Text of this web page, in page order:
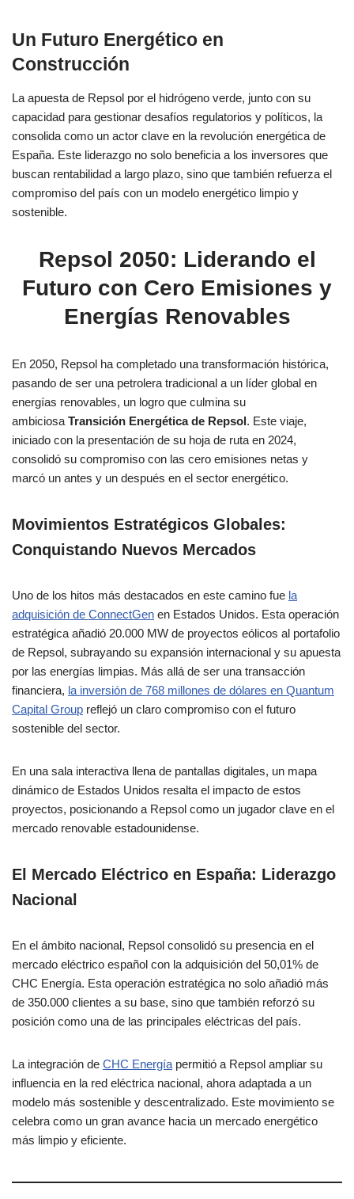
Un Futuro Energético en
Construcción
La apuesta de Repsol por el hidrógeno verde, junto con su
capacidad para gestionar desafíos regulatorios y políticos, la
consolida como un actor clave en la revolución energética de
España. Este liderazgo no solo beneficia a los inversores que
buscan rentabilidad a largo plazo, sino que también refuerza el
compromiso del país con un modelo energético limpio y
sostenible.
Repsol 2050: Liderando el
Futuro con Cero Emisiones y
Energías Renovables
En 2050, Repsol ha completado una transformación histórica,
pasando de ser una petrolera tradicional a un líder global en
energías renovables, un logro que culmina su
ambiciosa Transición Energética de Repsol. Este viaje,
iniciado con la presentación de su hoja de ruta en 2024,
consolidó su compromiso con las cero emisiones netas y
marcó un antes y un después en el sector energético.
Movimientos Estratégicos Globales:
Conquistando Nuevos Mercados
Uno de los hitos más destacados en este camino fue la
adquisición de ConnectGen en Estados Unidos. Esta operación
estratégica añadió 20.000 MW de proyectos eólicos al portafolio
de Repsol, subrayando su expansión internacional y su apuesta
por las energías limpias. Más allá de ser una transacción
financiera, la inversión de 768 millones de dólares en Quantum
Capital Group reflejó un claro compromiso con el futuro
sostenible del sector.
En una sala interactiva llena de pantallas digitales, un mapa
dinámico de Estados Unidos resalta el impacto de estos
proyectos, posicionando a Repsol como un jugador clave en el
mercado renovable estadounidense.
El Mercado Eléctrico en España: Liderazgo
Nacional
En el ámbito nacional, Repsol consolidó su presencia en el
mercado eléctrico español con la adquisición del 50,01% de
CHC Energía. Esta operación estratégica no solo añadió más
de 350.000 clientes a su base, sino que también reforzó su
posición como una de las principales eléctricas del país.
La integración de CHC Energía permitió a Repsol ampliar su
influencia en la red eléctrica nacional, ahora adaptada a un
modelo más sostenible y descentralizado. Este movimiento se
celebra como un gran avance hacia un mercado energético
más limpio y eficiente.